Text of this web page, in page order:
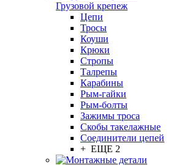
Грузовой крепеж
Цепи
Тросы
Коуши
Крюки
Стропы
Талрепы
Карабины
Рым-гайки
Рым-болты
Зажимы троса
Скобы такелажные
Соединители цепей
+ ЕЩЕ 2